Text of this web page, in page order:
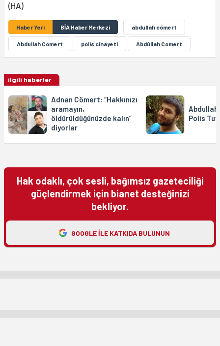
(HA)
Haber Yeri BİA Haber Merkezi abdullah cömert
Abdullah Comert polis cinayeti Abdûllah Comert
ilgili haberler
Adnan Cömert: “Hakkınızı
aramayın,
öldürüldüğünüzde kalın”
diyorlar
Abdullah
Polis
Hak odaklı, çok sesli, bağımsız gazeteciliği
güçlendirmek için bianet desteğinizi
bekliyor.
GOOGLE ILE KATKIDA BULUNUN